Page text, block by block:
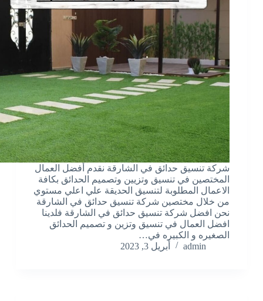
شركة تنسيق حدائق في الشارقة نقدم أفضل العمال
المختصين في تنسيق وتزيين وتصميم الحدائق بكافة
الاعمال المطلوبة لتنسيق الحديقة علي اعلي مستوي
من خلال مختصين شركة تنسيق حدائق في الشارقة
نحن افضل شركة تنسيق حدائق في الشارقة فلدينا
افضل العمال في تنسيق وتزين و تصميم الحدائق
الصغيره و الكبيره في…
admin
أبريل 3, 2023